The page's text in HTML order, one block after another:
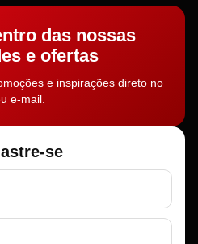
das nossas
e ofertas
e inspirações direto no
e-mail.
se